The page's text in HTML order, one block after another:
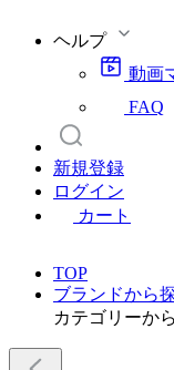
ヘルプ
動画
FAQ
新規登録
ログイン
カート
TOP
ブランドから
カテゴリーか